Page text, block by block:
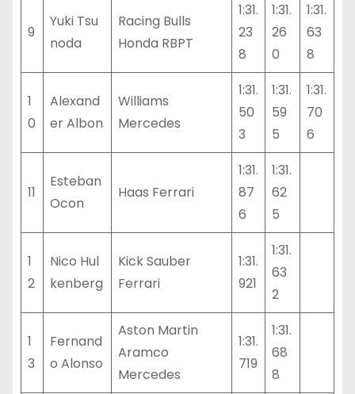
9
Yuki Tsu
noda
Racing Bulls
Honda RBPT
1:31.
23
8
1:31.
26
0
1:31.
63
8
1
0
Alexand
er Albon
Williams
Mercedes
1:31.
50
3
1:31.
59
5
1:31.
70
6
11
Esteban
Ocon
Haas Ferrari
1:31.
87
6
1:31.
62
5
1
2
Nico Hul
kenberg
Kick Sauber
Ferrari
1:31.
921
1:31.
63
2
1
3
Fernand
o Alonso
Aston Martin
Aramco
Mercedes
1:31.
719
1:31.
68
8